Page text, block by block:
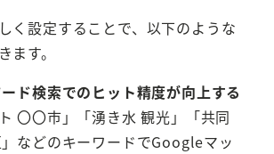
く設定することで、以下のような
ます。
ド検索でのヒット精度が向上する
〇〇市」「湧き水 観光」「共同
などのキーワードでGoogleマッ